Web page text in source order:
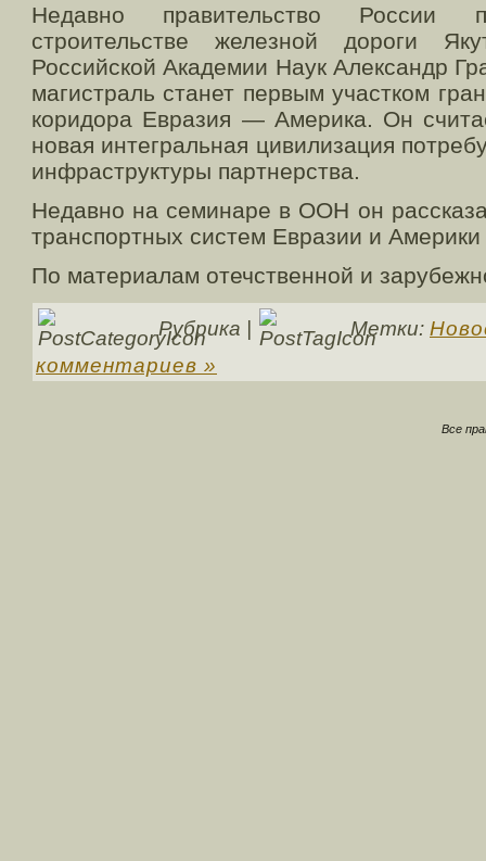
Недавно правительство
строительстве железной дороги
Российской Академии Наук Александр
магистраль станет первым участком
коридора Евразия — Америка. Он
новая интегральная цивилизация
инфраструктуры партнерства.
Недавно на семинаре в ООН он
транспортных систем Евразии и
По материалам отечственной и
Рубрика | Метки:
комментариев »
Все